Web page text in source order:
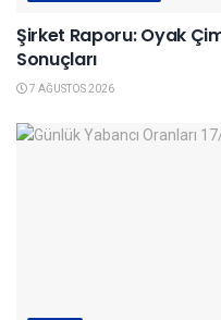
Şirket Raporu: Oyak
Sonuçları
7 AĞUSTOS 2026